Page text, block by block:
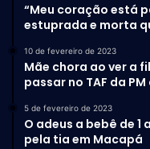
“Meu coração está
estuprada e morta
10 de fevereiro de 2023
Mãe chora ao ver a
passar no TAF da
5 de fevereiro de 2023
O adeus a bebê de
pela tia em Macapá